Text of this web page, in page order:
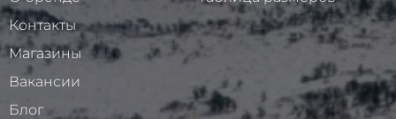
Контакты
Магазины
Вакансии
Блог